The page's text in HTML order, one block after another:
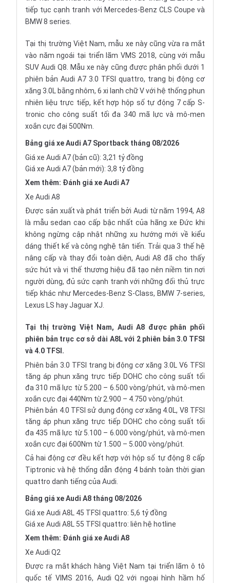
tiếp tục cạnh tranh với Mercedes-Benz CLS Coupe và
BMW 8 series
Tại thị trường Việt Nam, mẫu xe này cũng vừa ra mắt
vào năm ngoái tại triển lãmVMS 2018, cùng với mẫu
SUV Audi Q8 . Mẫu xe này cũng được phân phối dưới 1
phiên bản Audi A7 3.0 TFSI quattro, trang bị động cơ
xăng 3.0L bằng nhôm, 6 xi lanh chữ V với hệ thống phun
nhiên liệu trực tiếp, kết hợp hộp số tự động 7 cấp S-
tronic cho công suất tối đa 340 mã lực và mô-men
xoắn cực đại 500Nm.
Bảng giá xe Audi A7 Sportback tháng 08/2026
Giá xe Audi A7 (bản cũ): 3,21 tỷ đồng
Giá xe Audi A7 (bản mới): 3,8 tỷ đồng
Xem thêm: Đánh giá xe Audi A7
Xe Audi A8
Được sản xuất và phát triển bởi Audi từ năm 1994, A8
là mẫu sedan cao cấp bậc nhất của hãng xe Đức khi
không ngừng cập nhật những xu hướng mới về kiểu
dáng thiết kế và công nghệ tân tiến. Trải qua 3 thế hệ
nâng cấp và thay đổi toàn diện, Audi A8 đã cho thấy
sức hút và vị thế thương hiệu đã tạo nên niềm tin nơi
người dùng, đủ sức cạnh tranh với những đối thủ trực
tiếp khác như Mercedes-Benz S-Class, BMW 7-series,
Lexus LS hayJaguar XJ
Tại thị trường Việt Nam, Audi A8 được phân phối
phiên bản trục cơ sở dài A8L với 2 phiên bản 3.0 TFSI
và 4.0 TFSI.
Phiên bản 3.0 TFSI trang bị động cơ xăng 3.0L V6 TFSI
tăng áp phun xăng trực tiếp DOHC cho công suất tối
đa 310 mã lực từ 5.200 – 6.500 vòng/phút, và mô-men
xoắn cực đại 440Nm từ 2.900 – 4.750 vòng/phút.
Phiên bản 4.0 TFSI sử dụng động cơ xăng 4.0L, V8 TFSI
tăng áp phun xăng trực tiếp DOHC cho công suất tối
đa 435 mã lực từ 5.100 – 6.000 vòng/phút, và mô-men
xoắn cực đại 600Nm từ 1.500 – 5.000 vòng/phút.
Cả hai động cơ đều kết hợp với hộp số tự động 8 cấp
Tiptronic và hệ thống dẫn động 4 bánh toàn thời gian
quattro danh tiếng của Audi.
Bảng giá xe Audi A8 tháng 08/2026
Giá xe Audi A8L 45 TFSI quattro: 5,6 tỷ đồng
Giá xe Audi A8L 55 TFSI quattro: liên hệ hotline
Xem thêm: Đánh giá xe Audi A8
Xe Audi Q2
Được ra mắt khách hàng Việt Nam tại triển lãm ô tô
quốc tế VIMS 2016, Audi Q2 với ngoại hình hầm hố